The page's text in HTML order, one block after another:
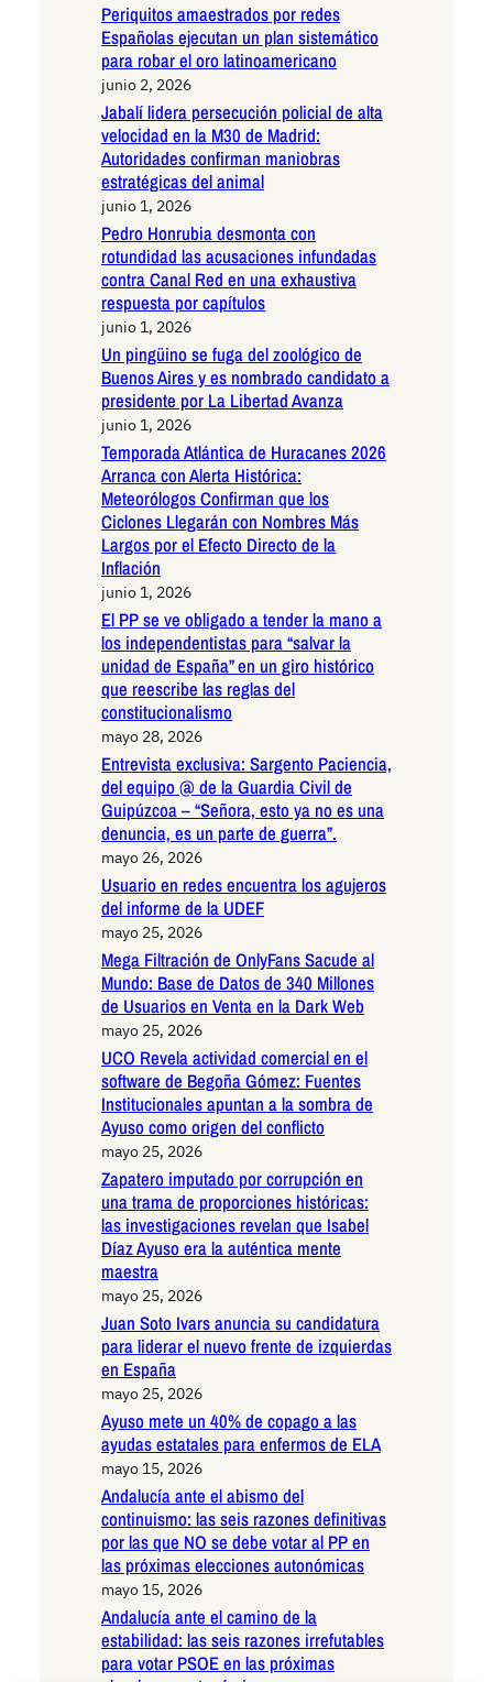
Periquitos amaestrados por redes
Españolas ejecutan un plan sistemático
para robar el oro latinoamericano
junio 2, 2026
Jabalí lidera persecución policial de alta
velocidad en la M30 de Madrid:
Autoridades confirman maniobras
estratégicas del animal
junio 1, 2026
Pedro Honrubia desmonta con
rotundidad las acusaciones infundadas
contra Canal Red en una exhaustiva
respuesta por capítulos
junio 1, 2026
Un pingüino se fuga del zoológico de
Buenos Aires y es nombrado candidato a
presidente por La Libertad Avanza
junio 1, 2026
Temporada Atlántica de Huracanes 2026
Arranca con Alerta Histórica:
Meteorólogos Confirman que los
Ciclones Llegarán con Nombres Más
Largos por el Efecto Directo de la
Inflación
junio 1, 2026
El PP se ve obligado a tender la mano a
los independentistas para “salvar la
unidad de España” en un giro histórico
que reescribe las reglas del
constitucionalismo
mayo 28, 2026
Entrevista exclusiva: Sargento Paciencia,
del equipo @ de la Guardia Civil de
Guipúzcoa – “Señora, esto ya no es una
denuncia, es un parte de guerra”.
mayo 26, 2026
Usuario en redes encuentra los agujeros
del informe de la UDEF
mayo 25, 2026
Mega Filtración de OnlyFans Sacude al
Mundo: Base de Datos de 340 Millones
de Usuarios en Venta en la Dark Web
mayo 25, 2026
UCO Revela actividad comercial en el
software de Begoña Gómez: Fuentes
Institucionales apuntan a la sombra de
Ayuso como origen del conflicto
mayo 25, 2026
Zapatero imputado por corrupción en
una trama de proporciones históricas:
las investigaciones revelan que Isabel
Díaz Ayuso era la auténtica mente
maestra
mayo 25, 2026
Juan Soto Ivars anuncia su candidatura
para liderar el nuevo frente de izquierdas
en España
mayo 25, 2026
Ayuso mete un 40% de copago a las
ayudas estatales para enfermos de ELA
mayo 15, 2026
Andalucía ante el abismo del
continuismo: las seis razones definitivas
por las que NO se debe votar al PP en
las próximas elecciones autonómicas
mayo 15, 2026
Andalucía ante el camino de la
estabilidad: las seis razones irrefutables
para votar PSOE en las próximas